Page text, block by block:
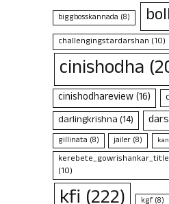
biggbosskannada (8)
challengingstardarshan (10)
cinishodha
cinishodhareview(16)
darlingkrishna(14)
gillinata (8) jailer (8)
(10)
kgf(8)